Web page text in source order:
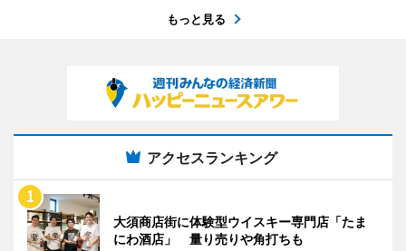
もっと見る
アクセスランキング
大須商店街に体験型ウイスキー専門店「たま
にわ酒店」 量り売りや角打ちも